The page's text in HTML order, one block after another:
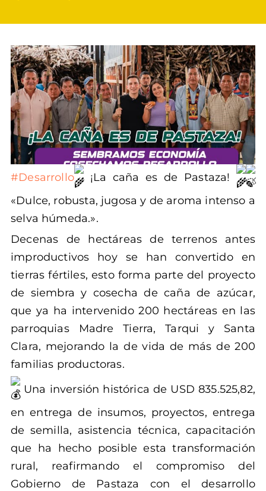
#Desarrollo
¡La caña es de Pastaza!
«Dulce, robusta, jugosa y de aroma intenso a
selva húmeda.».
Decenas de hectáreas de terrenos antes
improductivos hoy se han convertido en
tierras fértiles, esto forma parte del proyecto
de siembra y cosecha de caña de azúcar,
que ya ha intervenido 200 hectáreas en las
parroquias Madre Tierra, Tarqui y Santa
Clara, mejorando la de vida de más de 200
familias productoras.
Una inversión histórica de USD 835.525,82,
en entrega de insumos, proyectos, entrega
de semilla, asistencia técnica, capacitación
que ha hecho posible esta transformación
rural, reafirmando el compromiso del
Gobierno de Pastaza con el desarrollo